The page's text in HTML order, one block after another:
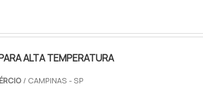
técnica especializada.UM POUCO
ALTA TEMPERATURA
/ CAMPINAS - SP